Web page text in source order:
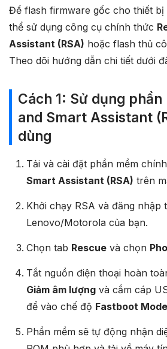
Để flash firmware gốc cho thiết
thể sử dụng công cụ chính thức
Assistant (RSA) hoặc flash thủ
Theo dõi hướng dẫn chi tiết dưới
Cách 1: Sử dụng phần
and Smart Assistant
dùng
Tải và cài đặt phần mềm
Smart Assistant (RSA) trên
Khởi chạy RSA và đăng nhập
Lenovo/Motorola của bạn.
Chọn tab Rescuevà chọn
Tắt nguồn điện thoại hoàn
Giảm âm lượngvà cắm cáp
để vào chế độ Fastboot Mode
Phần mềm sẽ tự động nhận